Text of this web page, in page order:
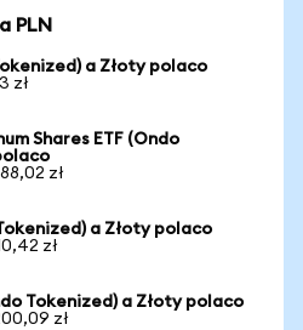
PLN
a Złoty polaco
zł
Shares ETF (Ondo
zł
a Złoty polaco
zł
Tokenized) a Złoty polaco
zł